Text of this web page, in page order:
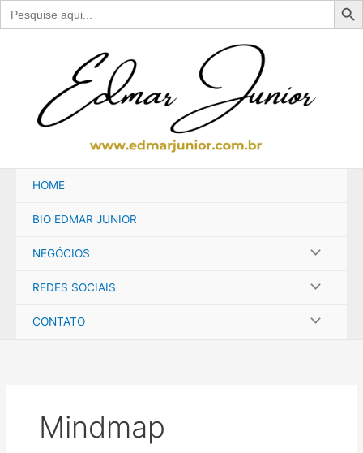
Search
for:
HOME
BIO EDMAR JUNIOR
NEGÓCIOS
REDES SOCIAIS
CONTATO
Mindmap